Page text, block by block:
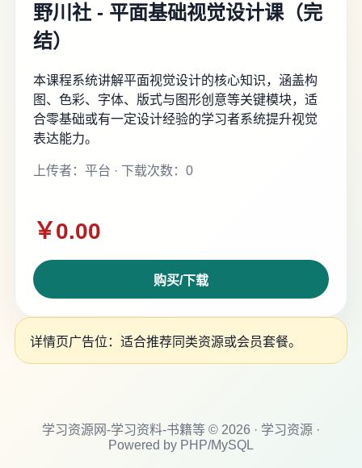
野川社 - 平面基础视觉设计课（完
结）
本课程系统讲解平面视觉设计的核心知识，涵盖构
图、色彩、字体、版式与图形创意等关键模块，适
合零基础或有一定设计经验的学习者系统提升视觉
表达能力。
上传者：平台 · 下载次数：0
￥0.00
购买/下载
详情页广告位：适合推荐同类资源或会员套餐。
学习资源网-学习资料-书籍等 © 2026 · 学习资源 ·
Powered by PHP/MySQL